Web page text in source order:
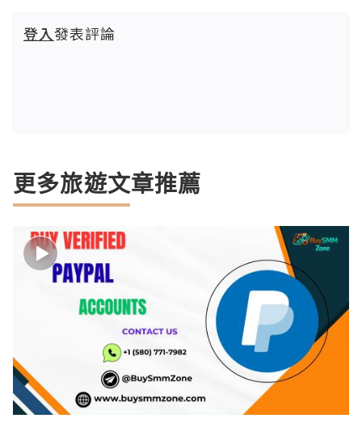
登入發表評論
更多旅遊文章推薦